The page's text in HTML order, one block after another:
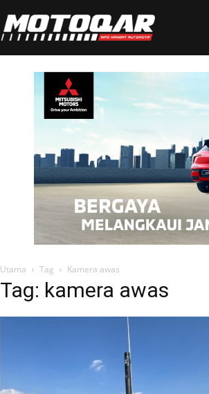
Motoqar
Utama Tag Kamera awas
Tag: kamera awas